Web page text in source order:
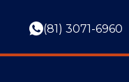
(81) 3071-6960